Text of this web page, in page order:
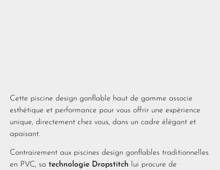
Cette piscine design gonflable haut de gamme associe
esthétique et performance pour vous offrir une expérience
unique, directement chez vous, dans un cadre élégant et
apaisant.
Contrairement aux piscines design gonflables traditionnelles
en PVC, sa technologie Dropstitch lui procure de